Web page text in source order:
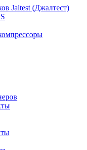
Jaltest (Джалтест)